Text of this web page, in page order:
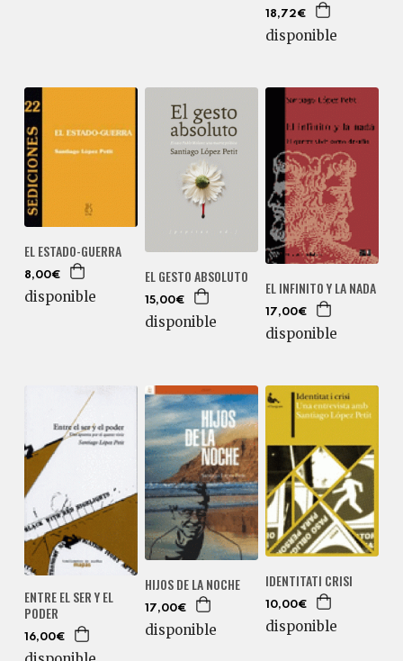
18,72€
disponible
EL ESTADO-GUERRA
8,00€
disponible
EL GESTO ABSOLUTO
15,00€
disponible
EL INFINITO Y LA NADA
17,00€
disponible
ENTRE EL SER Y EL
PODER
16,00€
HIJOS DE LA NOCHE
17,00€
disponible
IDENTITATI CRISI
10,00€
disponible